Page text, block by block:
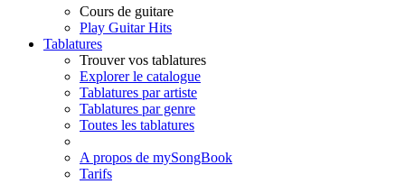
Cours de guitare
Play Guitar Hits
Tablatures
Trouver vos tablatures
Explorer le catalogue
Tablatures par artiste
Tablatures par genre
Toutes les tablatures
A propos de mySongBook
Tarifs